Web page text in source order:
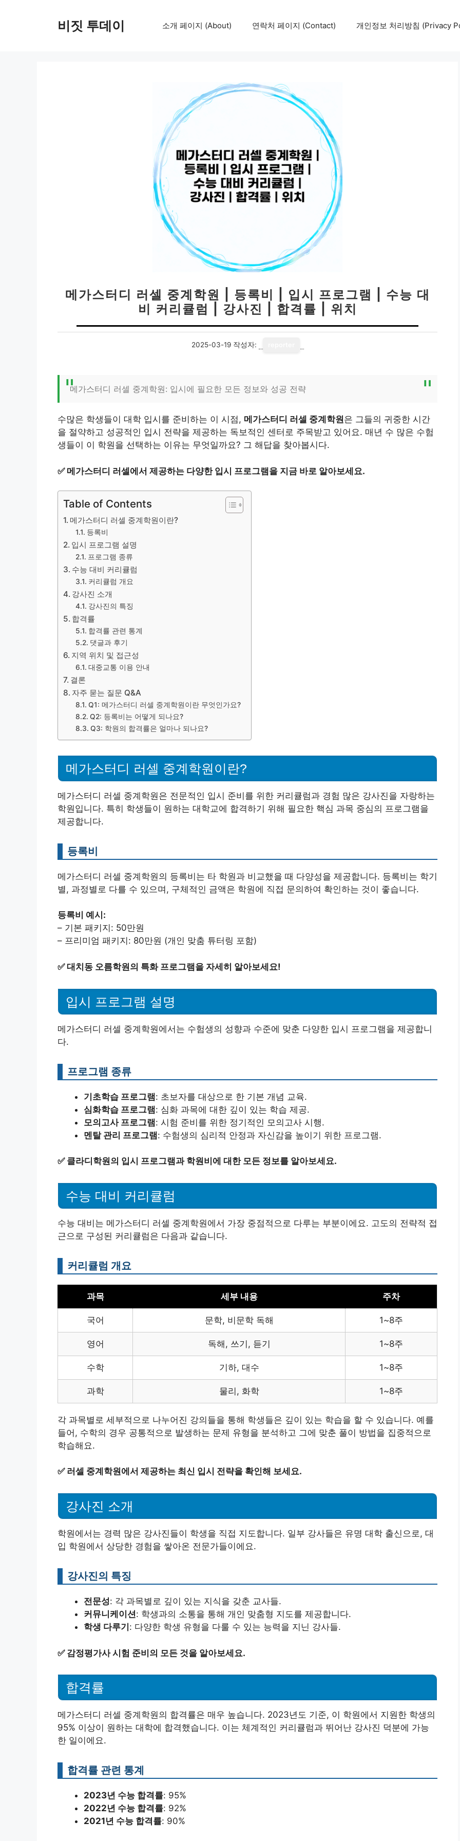
비짓 투데이 소개 페이지 (About) 연락처 페이지 (Contact) 개인정보 처리방침 (Privacy
메가스터디 러셀 중계학원 | 등록비 | 입시 프로그램 | 수능 대
비 커리큘럼 | 강사진 | 합격률 | 위치
2025-03-19 작성자:
메가스터디 러셀 중계학원: 입시에 필요한 모든 정보와 성공 전략
수많은 학생들이 대학 입시를 준비하는 이 시점, 메가스터디 러셀 중계학원은 그들의 귀중한 시간
을 절약하고 성공적인 입시 전략을 제공하는 독보적인 센터로 주목받고 있어요. 매년 수 많은 수험
생들이 이 학원을 선택하는 이유는 무엇일까요? 그 해답을 찾아봅시다.
✅ 메가스터디 러셀에서 제공하는 다양한 입시 프로그램을 지금 바로 알아보세요.
Table of Contents
메가스터디 러셀 중계학원이란?
등록비
입시 프로그램 설명
프로그램 종류
수능 대비 커리큘럼
커리큘럼 개요
강사진 소개
강사진의 특징
합격률
합격률 관련 통계
댓글과 후기
지역 위치 및 접근성
대중교통 이용 안내
결론
자주 묻는 질문 Q&A
Q1: 메가스터디 러셀 중계학원이란 무엇인가요?
Q2: 등록비는 어떻게 되나요?
Q3: 학원의 합격률은 얼마나 되나요?
메가스터디 러셀 중계학원이란?
메가스터디 러셀 중계학원은 전문적인 입시 준비를 위한 커리큘럼과 경험 많은 강사진을 자랑하는
학원입니다. 특히 학생들이 원하는 대학교에 합격하기 위해 필요한 핵심 과목 중심의 프로그램을
제공합니다.
등록비
메가스터디 러셀 중계학원의 등록비는 타 학원과 비교했을 때 다양성을 제공합니다. 등록비는 학기
별, 과정별로 다를 수 있으며, 구체적인 금액은 학원에 직접 문의하여 확인하는 것이 좋습니다.
등록비 예시:
– 기본 패키지: 50만원
– 프리미엄 패키지: 80만원 (개인 맞춤 튜터링 포함)
✅대치동 오름학원의 특화 프로그램을 자세히 알아보세요!
입시 프로그램 설명
메가스터디 러셀 중계학원에서는 수험생의 성향과 수준에 맞춘 다양한 입시 프로그램을 제공합니
다.
프로그램 종류
기초학습 프로그램: 초보자를 대상으로 한 기본 개념 교육.
심화학습 프로그램: 심화 과목에 대한 깊이 있는 학습 제공.
모의고사 프로그램: 시험 준비를 위한 정기적인 모의고사 시행.
멘탈 관리 프로그램: 수험생의 심리적 안정과 자신감을 높이기 위한 프로그램.
✅ 클라디학원의 입시 프로그램과 학원비에 대한 모든 정보를 알아보세요.
수능 대비 커리큘럼
수능 대비는 메가스터디 러셀 중계학원에서 가장 중점적으로 다루는 부분이에요. 고도의 전략적 접
근으로 구성된 커리큘럼은 다음과 같습니다.
커리큘럼 개요
과목 세부 내용 주차
국어 문학, 비문학 독해 1~8주
영어 독해, 쓰기, 듣기 1~8주
수학 기하, 대수 1~8주
과학 물리, 화학 1~8주
각 과목별로 세부적으로 나누어진 강의들을 통해 학생들은 깊이 있는 학습을 할 수 있습니다. 예를
들어, 수학의 경우 공통적으로 발생하는 문제 유형을 분석하고 그에 맞춘 풀이 방법을 집중적으로
학습해요.
✅ 러셀 중계학원에서 제공하는 최신 입시 전략을 확인해 보세요.
강사진 소개
학원에서는 경력 많은 강사진들이 학생을 직접 지도합니다. 일부 강사들은 유명 대학 출신으로, 대
입 학원에서 상당한 경험을 쌓아온 전문가들이에요.
강사진의 특징
전문성: 각 과목별로 깊이 있는 지식을 갖춘 교사들.
커뮤니케이션: 학생과의 소통을 통해 개인 맞춤형 지도를 제공합니다.
학생 다루기 : 다양한 학생 유형을 다룰 수 있는 능력을 지닌 강사들.
✅ 감정평가사 시험 준비의 모든 것을 알아보세요.
합격률
메가스터디 러셀 중계학원의 합격률은 매우 높습니다. 2023년도 기준, 이 학원에서 지원한 학생의
95% 이상이 원하는 대학에 합격했습니다. 이는 체계적인 커리큘럼과 뛰어난 강사진 덕분에 가능
한 일이에요.
합격률 관련 통계
2023년 수능 합격률: 95%
2022년 수능 합격률: 92%
2021년 수능 합격률: 90%